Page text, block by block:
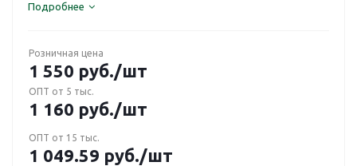
Подробнее
Розничная цена
1 550 руб./шт
ОПТ от 5 тыс.
1 160 руб./шт
ОПТ от 15 тыс.
1 049.59 руб./шт